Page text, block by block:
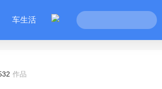
车生活
作品